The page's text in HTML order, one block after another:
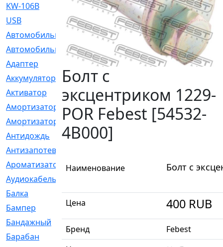
KW-106B
[0]
USB
Автомобильное
[6]
Автомобильный
[6]
Адаптер
[3]
Аккумулятор
[2]
Активатор
[1]
Амортизатор
[608]
Амортизаторы
[21]
Антидождь
[1]
Антизапотеватель
Ароматизатор
[35]
Аудиокабель
Балка
[58]
Бампер
Бандажный
[6]
Барабан
[5]
Болт с
эксцентриком 1229-
POR Febest [54532-
4B000]
Наименование Болт с
Цена 400 RUB
Бренд
Febest